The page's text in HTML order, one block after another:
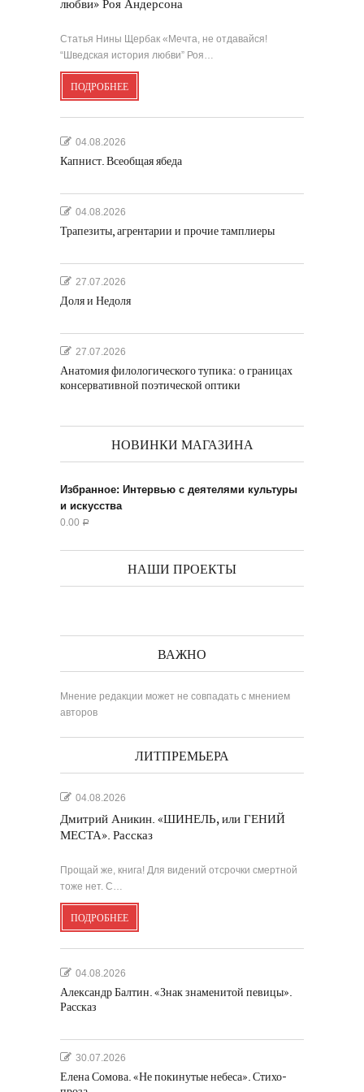
любви» Роя Андерсона
Статья Нины Щербак «Мечта, не отдавайся!
“Шведская история любви” Роя…
ПОДРОБНЕЕ
04.08.2026
Капнист. Всеобщая ябеда
04.08.2026
Трапезиты, агрентарии и прочие тамплиеры
27.07.2026
Доля и Недоля
27.07.2026
Анатомия филологического тупика: о границах
консервативной поэтической оптики
НОВИНКИ МАГАЗИНА
Избранное: Интервью с деятелями культуры
и искусства
0.00 Р
НАШИ ПРОЕКТЫ
ВАЖНО
Мнение редакции может не совпадать с мнением
авторов
ЛИТПРЕМЬЕРА
04.08.2026
Дмитрий Аникин. «ШИНЕЛЬ, или ГЕНИЙ
МЕСТА». Рассказ
Прощай же, книга! Для видений отсрочки смертной
тоже нет. С…
ПОДРОБНЕЕ
04.08.2026
Александр Балтин. «Знак знаменитой певицы».
Рассказ
30.07.2026
Елена Сомова. «Не покинутые небеса». Стихо-